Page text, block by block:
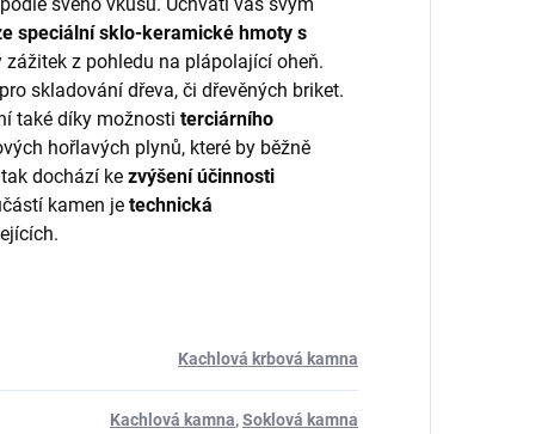
speciální sklo-keramické hmoty s
zážitek z pohledu na plápolající oheň.
skladování dřeva, či dřevěných briket.
také díky možnosti terciárního
hořlavých plynů, které by běžně
dochází ke zvýšení účinnosti
kamen je technická
Kachlová krbová kamna
Kachlová kamna,Soklová kamna